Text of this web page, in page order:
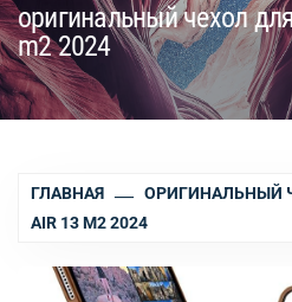
оригинальный чехол
m2 2024
ГЛАВНАЯ
ОРИГИНАЛЬНЫЙ
AIR 13 M2 2024